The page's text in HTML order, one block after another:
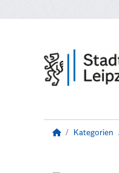
Kategorien